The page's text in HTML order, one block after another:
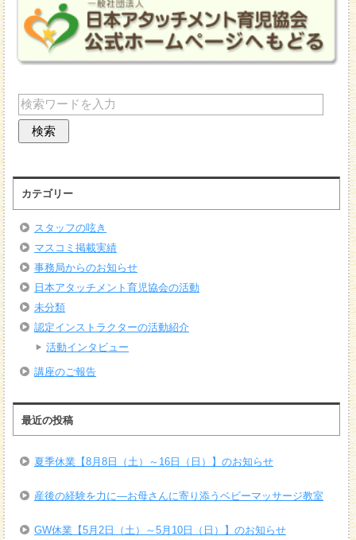
カテゴリー
スタッフの呟き
マスコミ掲載実績
事務局からのお知らせ
日本アタッチメント育児協会の活動
未分類
認定インストラクターの活動紹介
活動インタビュー
講座のご報告
最近の投稿
夏季休業【8月8日（土）～16日（日）】のお知らせ
産後の経験を力に―お母さんに寄り添うベビーマッサージ教室
GW休業【5月2日（土）～5月10日（日）】のお知らせ